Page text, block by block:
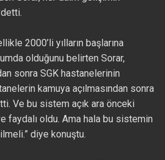
2000’li yılların başlarına
olduğunu belirten Sorar,
sonra SGK hastanelerinin
kamuya açılmasından sonra
Ve bu sistem açık ara önceki
faydalı oldu. Ama hala bu sistemin
diye konuştu.